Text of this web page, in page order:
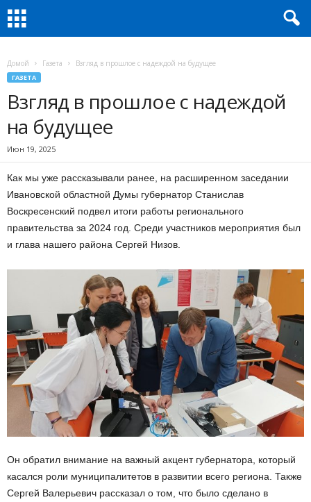
Домой Газета Взгляд в прошлое с надеждой на будущее
ГАЗЕТА
Взгляд в прошлое с надеждой
на будущее
Июн 19, 2025
Как мы уже рассказывали ранее, на расширенном заседании
Ивановской областной Думы губернатор Станислав
Воскресенский подвел итоги работы регионального
правительства за 2024 год. Среди участников мероприятия был
и глава нашего района Сергей Низов.
Он обратил внимание на важный акцент губернатора, который
касался роли муниципалитетов в развитии всего региона. Также
Сергей Валерьевич рассказал о том, что было сделано в